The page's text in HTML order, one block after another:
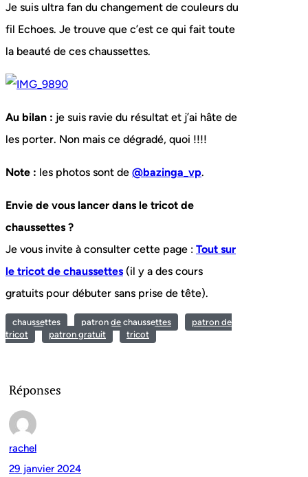
Je suis ultra fan du changement de couleurs du
fil Echoes. Je trouve que c’est ce qui fait toute
la beauté de ces chaussettes.
Au bilan : je suis ravie du résultat et j’ai hâte de
les porter. Non mais ce dégradé, quoi !!!!
Note : les photos sont de @bazinga_vp.
Envie de vous lancer dans le tricot de
chaussettes ?
Je vous invite à consulter cette page : Tout sur
le tricot de chaussettes (il y a des cours
gratuits pour débuter sans prise de tête).
chaussettes patron de chaussettes
patron de
tricot
patron gratuit tricot
Réponses
rachel
29 janvier 2024